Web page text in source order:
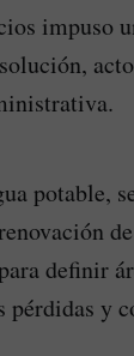
impuso
potable,
definir
pérdidas y